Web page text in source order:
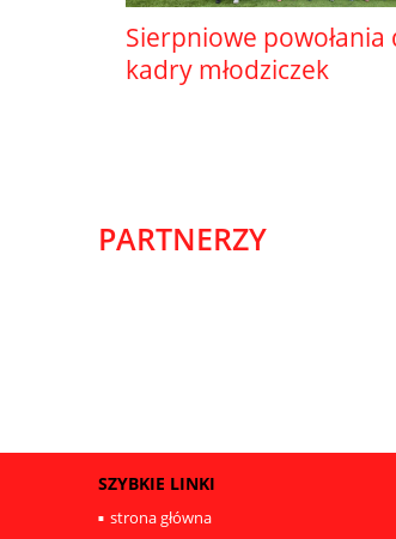
Sierpniowe powołania
kadry młodziczek
PARTNERZY
SZYBKIE LINKI
strona główna